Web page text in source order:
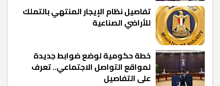
تفاصيل نظام الإيجار المنتهي بالتملك
للأراضي الصناعية
خطة حكومية لوضع ضوابط جديدة
لمواقع التواصل الاجتماعي.. تعرف
على التفاصيل